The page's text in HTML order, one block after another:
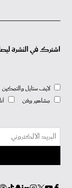
اشترك في
لايف ستايل والتمكين
مشاهير وفن